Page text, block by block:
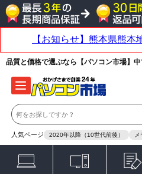
品質と価格で選ぶなら【パソコン市場】中
人気ページ 2020年以降（10世代前後）